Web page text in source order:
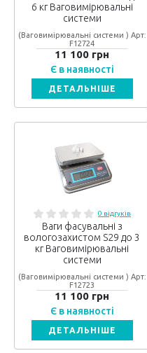
6 кг Ваговимірювальні
системи
(Ваговимірювальні системи ) Арт:
F12724
11 100 грн
Є в наявності
ДЕТАЛЬНІШЕ
0 відгуків
Ваги фасувальні з
вологозахистом S29 до 3
кг Ваговимірювальні
системи
(Ваговимірювальні системи ) Арт:
F12723
11 100 грн
Є в наявності
ДЕТАЛЬНІШЕ